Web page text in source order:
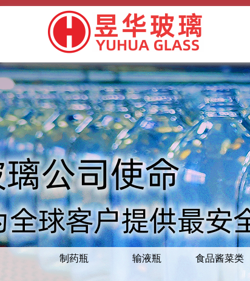
制药瓶 输液瓶 食品酱菜类